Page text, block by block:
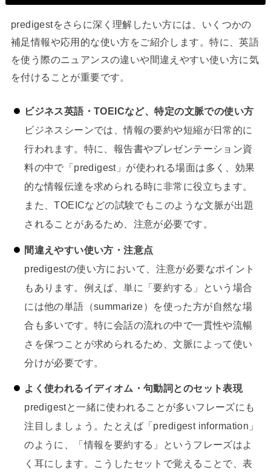
predigestをさらに深く理解したい方には、いくつかの
補足情報や応用的な使い方をご紹介します。特に、英語
を使う際のニュアンスの違いや間違えやすい使い方に気
を付けることが重要です。
ビジネス英語・TOEICなど、特定の文脈での使い方
ビジネスシーンでは、情報の要約や短縮が日常的に
行われます。特に、報告書やプレゼンテーション資
料の中で「predigest」が使われる場面は多く、効果
的な情報伝達を求められる時に非常に役立ちます。
また、TOEICなどの試験でもこのような文脈が出題
されることがあるため、注意が必要です。
間違えやすい使い方・注意点
predigestの使い方において、注意が必要なポイント
もあります。例えば、単に「要約する」という場合
には他の単語（summarize）を使った方が自然な場
合も多いです。特に会話の流れの中で一貫性や流暢
さを保つことが求められるため、文脈によって使い
分けが必要です。
よく使われるイディオム・句動詞とのセット表現
predigestと一緒に使われることが多いフレーズにも
注目しましょう。たとえば「predigest information」
のように、「情報を要約する」というフレーズはよ
く耳にします。こうしたセットで覚えることで、表